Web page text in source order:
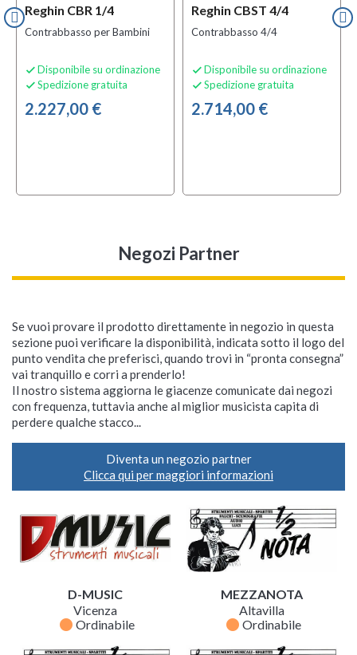
Reghin CBR 1/4
Contrabbasso per Bambini
 Disponibile su ordinazione
 Spedizione gratuita
2.227,00 €
Reghin CBST 4/4
Contrabbasso 4/4
 Disponibile su ordinazione
 Spedizione gratuita
2.714,00 €
Negozi Partner
Se vuoi provare il prodotto direttamente in negozio in questa
sezione puoi verificare la disponibilità, indicata sotto il logo del
punto vendita che preferisci, quando trovi in “pronta consegna”
vai tranquillo e corri a prenderlo!
Il nostro sistema aggiorna le giacenze comunicate dai negozi
con frequenza, tuttavia anche al miglior musicista capita di
perdere qualche stacco...
Diventa un negozio partner
Clicca qui per maggiori informazioni
D-MUSIC
Vicenza
fiber_manual_record Ordinabile
MEZZANOTA
Altavilla
fiber_manual_record Ordinabile